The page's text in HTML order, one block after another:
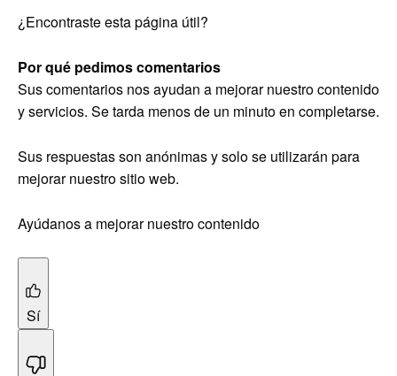
¿Encontraste esta página útil?
Por qué pedimos comentarios
Sus comentarios nos ayudan a mejorar nuestro contenido
y servicios. Se tarda menos de un minuto en completarse.
Sus respuestas son anónimas y solo se utilizarán para
mejorar nuestro sitio web.
Ayúdanos a mejorar nuestro contenido
Sí